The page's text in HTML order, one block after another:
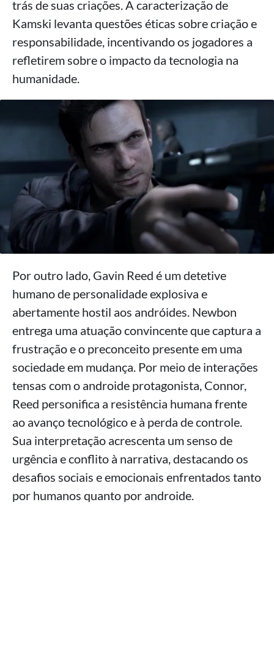
trás de suas criações. A caracterização de
Kamski levanta questões éticas sobre criação e
responsabilidade, incentivando os jogadores a
refletirem sobre o impacto da tecnologia na
humanidade.
Por outro lado, Gavin Reed é um detetive
humano de personalidade explosiva e
abertamente hostil aos andróides. Newbon
entrega uma atuação convincente que captura a
frustração e o preconceito presente em uma
sociedade em mudança. Por meio de interações
tensas com o androide protagonista, Connor,
Reed personifica a resistência humana frente
ao avanço tecnológico e à perda de controle.
Sua interpretação acrescenta um senso de
urgência e conflito à narrativa, destacando os
desafios sociais e emocionais enfrentados tanto
por humanos quanto por androide.